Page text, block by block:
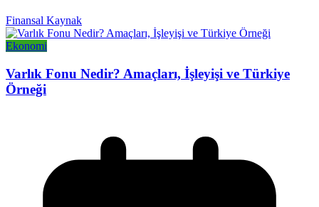
Finansal Kaynak
Ekonomi
Varlık Fonu Nedir? Amaçları, İşleyişi ve Türkiye
Örneği